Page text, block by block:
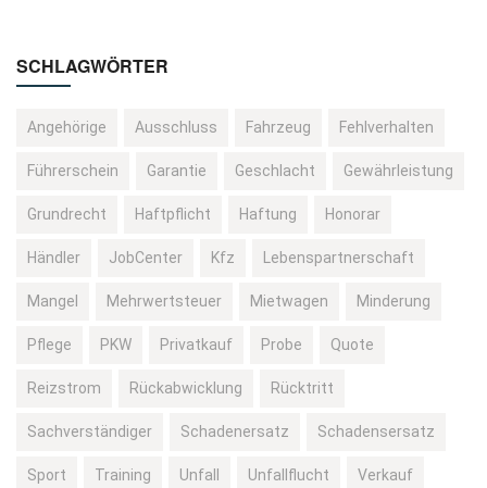
SCHLAGWÖRTER
Angehörige Ausschluss Fahrzeug Fehlverhalten
Führerschein Garantie Geschlacht Gewährleistung
Grundrecht Haftpflicht Haftung Honorar
Händler JobCenter Kfz Lebenspartnerschaft
Mangel Mehrwertsteuer Mietwagen Minderung
Pflege PKW Privatkauf Probe Quote
Reizstrom Rückabwicklung Rücktritt
Sachverständiger Schadenersatz Schadensersatz
Sport Training Unfall Unfallflucht Verkauf